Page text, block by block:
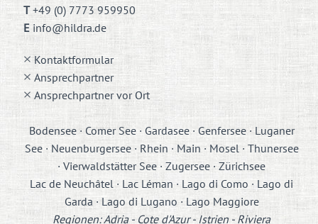
T +49 (0) 7773 959950
E info@hildra.de
Kontaktformular
Ansprechpartner
Ansprechpartner vor Ort
Bodensee · Comer See · Gardasee · Genfersee · Luganer
See · Neuenburgersee · Rhein · Main · Mosel · Thunersee
· Vierwaldstätter See · Zugersee · Zürichsee
Lac de Neuchâtel · Lac Léman · Lago di Como · Lago di
Garda · Lago di Lugano · Lago Maggiore
Regionen: Adria - Cote d'Azur - Istrien - Riviera